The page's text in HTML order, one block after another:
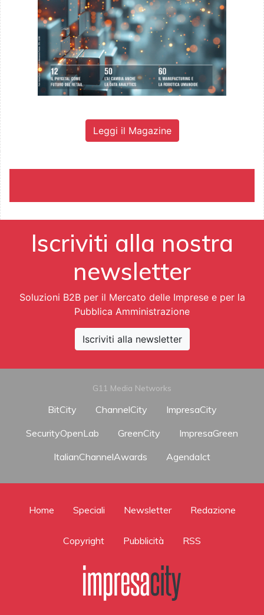
Leggi il Magazine
Iscriviti alla nostra
newsletter
Soluzioni B2B per il Mercato delle Imprese e per la
Pubblica Amministrazione
Iscriviti alla newsletter
G11 Media Networks
BitCity ChannelCity
ImpresaCity
SecurityOpenLab
GreenCity
ImpresaGreen
ItalianChannelAwards
AgendaIct
Home Speciali Newsletter Redazione
Copyright Pubblicità RSS